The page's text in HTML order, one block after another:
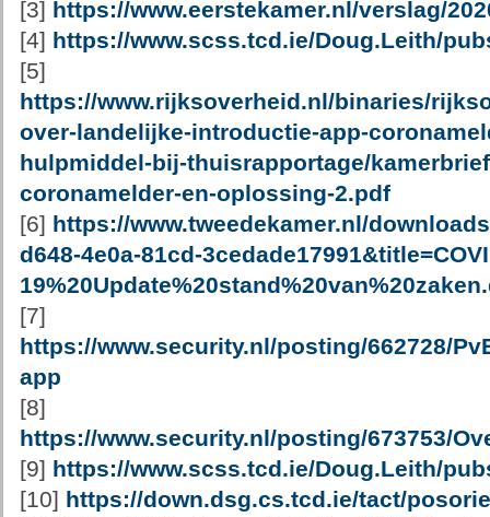
[3] https://www.eerstekamer.nl/verslag/
[4] https://www.scss.tcd.ie/Doug.Leith/
[5]
https://www.rijksoverheid.nl/binaries/
over-landelijke-introductie-app-
hulpmiddel-bij-thuisrapportage/
coronamelder-en-oplossing-2.pdf
[6] https://www.tweedekamer.nl/
d648-4e0a-81cd-
[7]
https://www.security.nl/posting/662728/
app
[8]
https://www.security.nl/posting/673753/
[9] https://www.scss.tcd.ie/Doug.Leith/
[10] https://down.dsg.cs.tcd.ie/tact/